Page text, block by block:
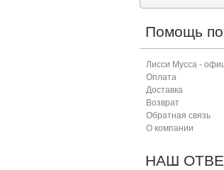
Помощь
Лисси Мусса -
Оплата
Доставка
Возврат
Обратная связь
О компании
НАШ